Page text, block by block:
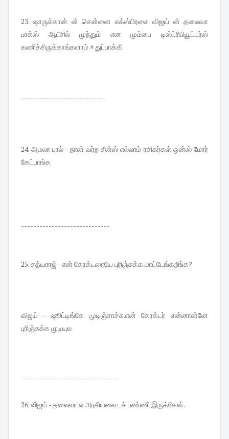
23. ஷாருக்கான் ன் சென்னை எக்ஸ்பிரசை விஜய் ன் தலைவா
பாக்ஸ் ஆபீசில் முந்தும் என மும்பை டிஸ்ட்ரிபியூட்டர்ஸ்
கணிச்சிருக்காங்களாம் # துப்பாக்கி
---------------------------
24. அமலா பால் - நான் வர்ற சீன்ஸ் எல்லாம் ரசிகர்கள் ஒன்ஸ் மோர்
கேட்பாங்க
-----------------------------
25. சத்யராஜ் - என் கேரக்டரையே புரிஞ்சுக்க மாட்டேங்கறீங்க?
விஜய் - ஷூட்டிங்கே முடிஞ்சாச்சு.என் கேரக்டர் என்னான்னே
புரிஞ்சுக்க முடியுல
--------------------------------
26. விஜய் - தலைவா ல அரசியலை டச் பண்ணி இருக்கேன்.